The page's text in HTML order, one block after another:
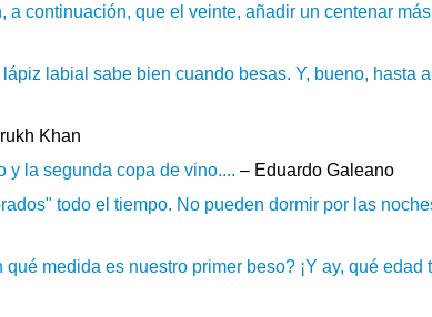
continuación, que el veinte, añadir un centenar
labial sabe bien cuando besas. Y, bueno, hasta
Khan
y la segunda copa de vino.... – Eduardo Galeano
todo el tiempo. No pueden dormir por las
medida es nuestro primer beso? ¡Y ay, qué edad